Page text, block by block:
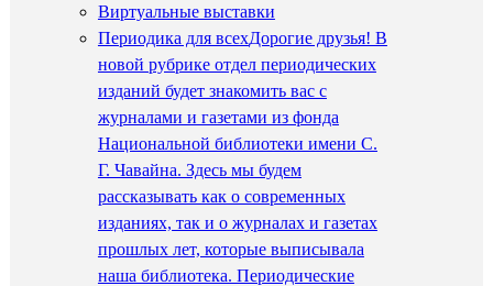
Виртуальные выставки
Периодика для всехДорогие друзья! В
новой рубрике отдел периодических
изданий будет знакомить вас с
журналами и газетами из фонда
Национальной библиотеки имени С.
Г. Чавайна. Здесь мы будем
рассказывать как о современных
изданиях, так и о журналах и газетах
прошлых лет, которые выписывала
наша библиотека. Периодические